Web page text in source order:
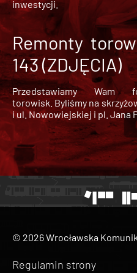
inwestycji.
Remonty
143 (ZDJĘCIA)
Przedstawiamy Wam
torowisk. Byliśmy na
i ul. Nowowiejskiej i pl. Jana
© 2026 Wrocławska
Regulamin strony